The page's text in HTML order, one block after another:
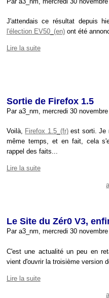
J'attendais ce résultat depuis
l'élection EV50
ont été
Lire la suite
Sortie de Firefox 1.5
Par a3_nm, mercredi 30
Voilà, Firefox 1.5
est sorti. Je
même temps, et en fait, cela
rappel des faits...
Lire la suite
Le Site du Zér0 V3,
Par a3_nm, mercredi 30
C'est une actualité un peu en
vient d'ouvrir la troisième version
Lire la suite